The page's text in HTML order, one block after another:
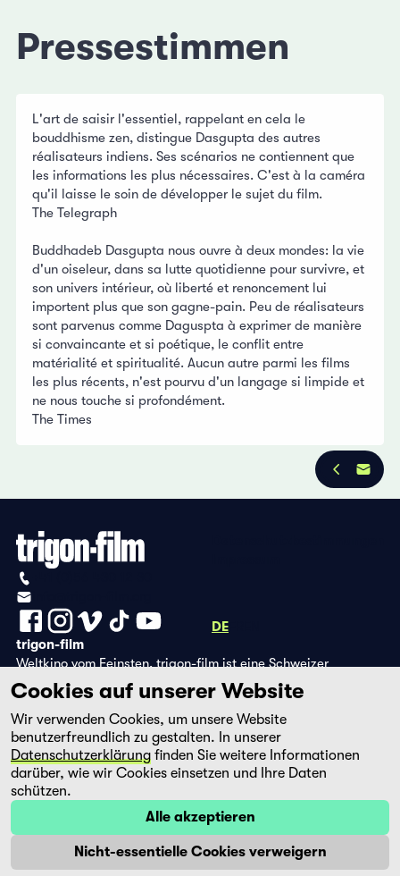
Pressestimmen
L'art de saisir l'essentiel, rappelant en cela le
bouddhisme zen, distingue Dasgupta des autres
réalisateurs indiens. Ses scénarios ne contiennent que
les informations les plus nécessaires. C'est à la caméra
qu'il laisse le soin de développer le sujet du film.
The Telegraph
Buddhadeb Dasgupta nous ouvre à deux mondes: la vie
d'un oiseleur, dans sa lutte quotidienne pour survivre, et
son univers intérieur, où liberté et renoncement lui
importent plus que son gagne-pain. Peu de réalisateurs
sont parvenus comme Daguspta à exprimer de manière
si convaincante et si poétique, le conflit entre
matérialité et spiritualité. Aucun autre parmi les films
les plus récents, n'est pourvu d'un langage si limpide et
ne nous touche si profondément.
The Times
DE
trigon-film
Weltkino vom Feinsten. trigon-film ist eine Schweizer
Filmstiftung, die seit 1988 sorgfältig ausgewählte Filme aus
Lateinamerika, Asien, Afrika und dem östlichen Europa im
Kino herausbringt und eine eigene DVD-Edition sowie die
Streaming-Plattform filmingo betreibt.
Cookies auf unserer Website
Wir verwenden Cookies, um unsere Website
benutzerfreundlich zu gestalten. In unserer
Datenschutzerklärung finden Sie weitere Informationen
darüber, wie wir Cookies einsetzen und Ihre Daten
schützen.
Alle akzeptieren
Nicht-essentielle Cookies verweigern